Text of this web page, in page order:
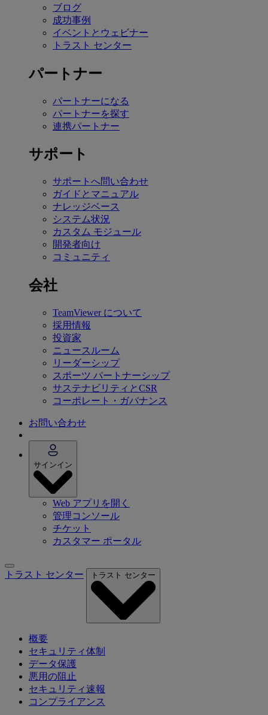
ブログ
成功事例
イベントとウェビナー
トラスト センター
パートナー
パートナーになる
パートナーを探す
連携パートナー
サポート
サポートへ問い合わせ
ガイドとマニュアル
ナレッジベース
システム状況
カスタム モジュール
開発者向け
コミュニティ
会社
TeamViewer について
採用情報
投資家
ニュースルーム
リーダーシップ
スポーツ パートナーシップ
サステナビリティとCSR
コーポレート・ガバナンス
お問い合わせ
サインイン
Web アプリを開く
管理コンソール
チケット
カスタマー ポータル
トラスト センター トラスト センター
概要
セキュリティ体制
データ保護
悪用の阻止
セキュリティ速報
コンプライアンス